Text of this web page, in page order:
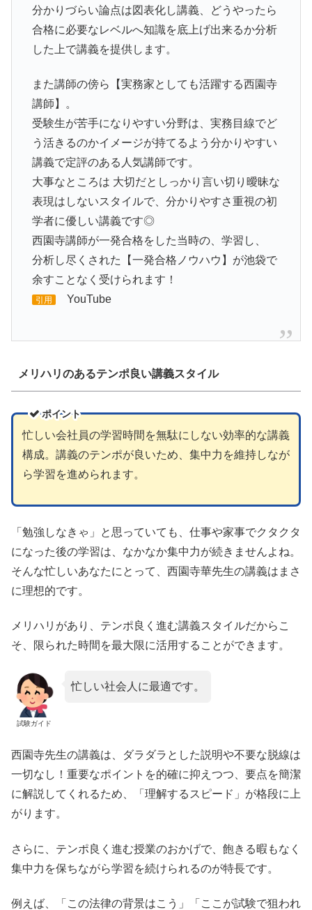
分かりづらい論点は図表化し講義、どうやったら
合格に必要なレベルへ知識を底上げ出来るか分析
した上で講義を提供します。
また講師の傍ら【実務家としても活躍する西園寺
講師】。
受験生が苦手になりやすい分野は、実務目線でど
う活きるのかイメージが持てるよう分かりやすい
講義で定評のある人気講師です。
大事なところは 大切だとしっかり言い切り曖昧な
表現はしないスタイルで、分かりやすさ重視の初
学者に優しい講義です◎
西園寺講師が一発合格をした当時の、学習し、
分析し尽くされた【一発合格ノウハウ】が池袋で
余すことなく受けられます！
引用 YouTube
メリハリのあるテンポ良い講義スタイル
ポイント
忙しい会社員の学習時間を無駄にしない効率的な講義
構成。講義のテンポが良いため、集中力を維持しなが
ら学習を進められます。
「勉強しなきゃ」と思っていても、仕事や家事でクタクタ
になった後の学習は、なかなか集中力が続きませんよね。
そんな忙しいあなたにとって、西園寺華先生の講義はまさ
に理想的です。
メリハリがあり、テンポ良く進む講義スタイルだからこ
そ、限られた時間を最大限に活用することができます。
試験ガイド
忙しい社会人に最適です。
西園寺先生の講義は、ダラダラとした説明や不要な脱線は
一切なし！重要なポイントを的確に抑えつつ、要点を簡潔
に解説してくれるため、「理解するスピード」が格段に上
がります。
さらに、テンポ良く進む授業のおかげで、飽きる暇もなく
集中力を保ちながら学習を続けられるのが特長です。
例えば、「この法律の背景はこう」「ここが試験で狙われ